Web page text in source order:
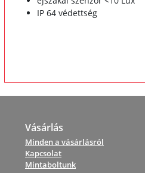
IP 64 védettség
Vásárlás
Minden a vásárlásról
Kapcsolat
Mintaboltunk